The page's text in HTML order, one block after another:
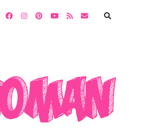
facebookinstagram
pinterestyoutube
rss email